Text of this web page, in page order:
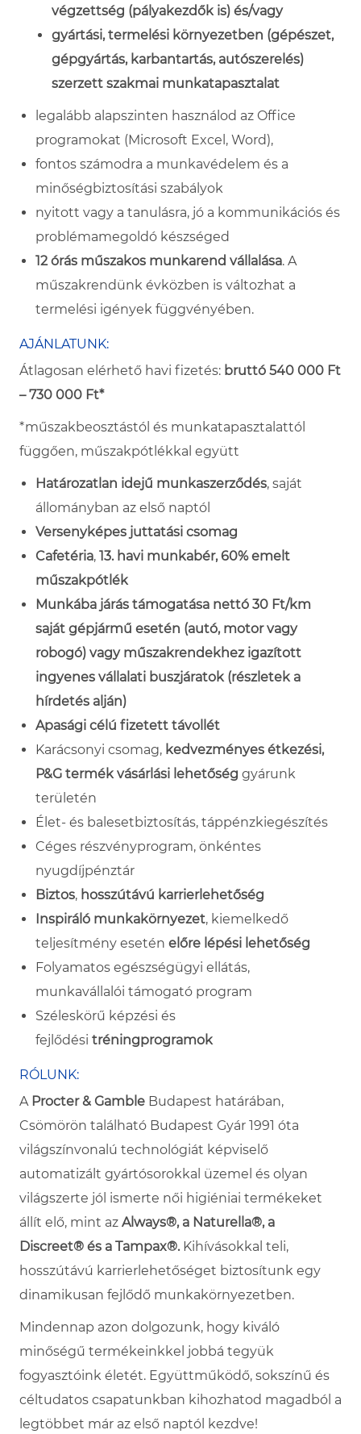
végzettség (pályakezdők is) és/vagy
gyártási, termelési környezetben (gépészet,
gépgyártás, karbantartás, autószerelés)
szerzett szakmai munkatapasztalat
legalább alapszinten használod az Office
programokat (Microsoft Excel, Word),
fontos számodra a munkavédelem és a
minőségbiztosítási szabályok
nyitott vagy a tanulásra, jó a kommunikációs és
problémamegoldó készséged
12 órás műszakos munkarend vállalása. A
műszakrendünk évközben is változhat a
termelési igények függvényében.
AJÁNLATUNK:
Átlagosan elérhető havi fizetés: bruttó 540 000 Ft
– 730 000 Ft*
*műszakbeosztástól és munkatapasztalattól
függően, műszakpótlékkal együtt
Határozatlan idejű munkaszerződés, saját
állományban az első naptól
Versenyképes juttatási csomag
Cafetéria, 13. havi munkabér, 60% emelt
műszakpótlék
Munkába járás támogatása nettó 30 Ft/km
saját gépjármű esetén (autó, motor vagy
robogó) vagy műszakrendekhez igazított
ingyenes vállalati buszjáratok (részletek a
hírdetés alján)
Apasági célú fizetett távollét
Karácsonyi csomag, kedvezményes étkezési,
P&G termék vásárlási lehetőség gyárunk
területén
Élet- és balesetbiztosítás, táppénzkiegészítés
Céges részvényprogram, önkéntes
nyugdíjpénztár
Biztos, hosszútávú karrierlehetőség
Inspiráló munkakörnyezet, kiemelkedő
teljesítmény esetén előre lépési lehetőség
Folyamatos egészségügyi ellátás,
munkavállalói támogató program
Széleskörű képzési és
fejlődési tréningprogramok
RÓLUNK:
A Procter & Gamble Budapest határában,
Csömörön található Budapest Gyár 1991 óta
világszínvonalú technológiát képviselő
automatizált gyártósorokkal üzemel és olyan
világszerte jól ismerte női higiéniai termékeket
állít elő, mint az Always®, a Naturella®, a
Discreet® és a Tampax®. Kihívásokkal teli,
hosszútávú karrierlehetőséget biztosítunk egy
dinamikusan fejlődő munkakörnyezetben.
Mindennap azon dolgozunk, hogy kiváló
minőségű termékeinkkel jobbá tegyük
fogyasztóink életét. Együttműködő, sokszínű és
céltudatos csapatunkban kihozhatod magadból a
legtöbbet már az első naptól kezdve!